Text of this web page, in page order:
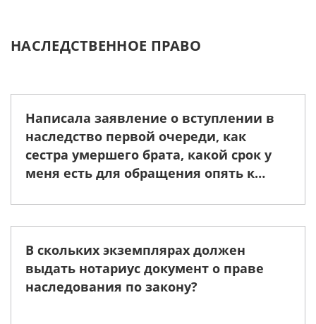
НАСЛЕДСТВЕННОЕ ПРАВО
Написала заявление о вступлении в
наследство первой очереди, как
сестра умершего брата, какой срок у
меня есть для обращения опять к
оформления?
В скольких экземплярах должен
выдать нотариус документ о праве
наследования по закону?